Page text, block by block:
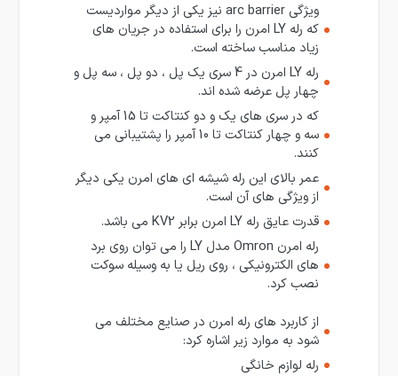
ویژگی arc barrier نیز یکی از دیگر مواردیست
که رله LY امرن را برای استفاده در جریان های
زیاد مناسب ساخته است.
رله LY امرن در 4 سری یک پل ، دو پل ، سه پل و
چهار پل عرضه شده اند.
که در سری های یک و دو کنتاکت تا 15 آمپر و
سه و چهار کنتاکت تا 10 آمپر را پشتیبانی می
کنند.
عمر بالای این رله شیشه ای های امرن یکی دیگر
از ویژگی های آن است.
قدرت عایق رله LY امرن برابر KV2 می باشد.
رله امرن Omron مدل LY را می توان روی برد
های الکترونیکی ، روی ریل یا به وسیله سوکت
نصب کرد.
از کاربرد های رله امرن در صنایع مختلف می
شود به موارد زیر اشاره کرد:
رله لوازم خانگی